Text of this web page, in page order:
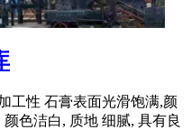
工性 石膏表面光滑饱满,颜
色洁白, 质地 细腻, 具有良